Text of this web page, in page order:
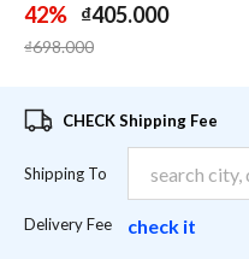
42% ₫405.000
Price reduced from
₫698.000to
CHECK Shipping Fee
Shipping To
Delivery Fee check it